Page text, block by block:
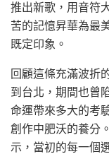
推出新歌，用音符
苦的記憶昇華為最
既定印象。
回顧這條充滿波折
到台北，期間也曾
命運帶來多大的考
創作中肥沃的養分
示，當初的每一個